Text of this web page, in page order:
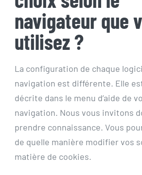
navigateur que
utilisez ?
La configuration de chaque
navigation est différente. Elle
décrite dans le menu d’aide de
navigation. Nous vous invitons
prendre connaissance. Vous
de quelle manière modifier vos
matière de cookies.